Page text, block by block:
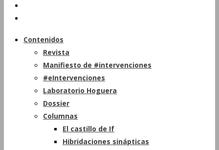
Contenidos
Revista
Manifiesto de #intervenciones
#eIntervenciones
Laboratorio Hoguera
Dossier
Columnas
El castillo de If
Hibridaciones sinápticas